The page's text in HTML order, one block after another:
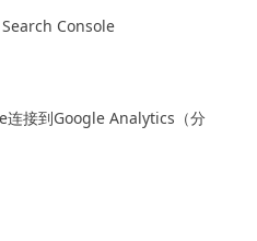
Console
连接到Google Analytics（分